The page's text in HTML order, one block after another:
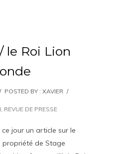
le Roi Lion
/ POSTED BY : XAVIER /
, REVUE DE PRESSE
jour un article sur le
de Stage